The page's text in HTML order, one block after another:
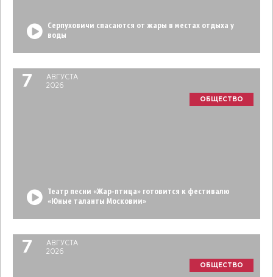
Серпуховичи спасаются от жары в местах отдыха у
воды
7
АВГУСТА
2026
ОБЩЕСТВО
Театр песни «Жар-птица» готовится к фестивалю
«Юные таланты Московии»
7
АВГУСТА
2026
ОБЩЕСТВО